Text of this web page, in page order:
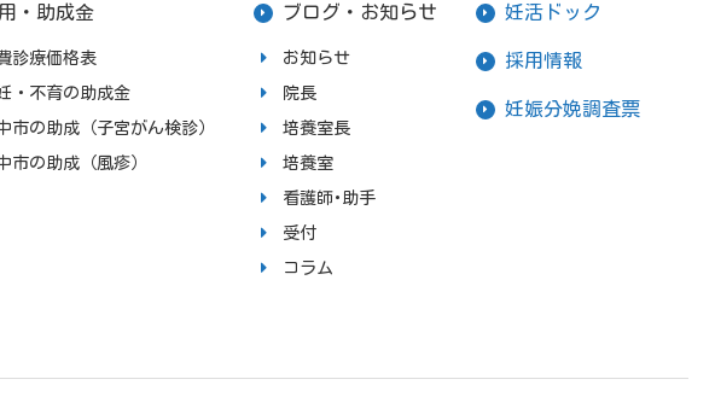
・助成金
診療価格表
・不育の助成金
市の助成（子宮がん検診）
市の助成（風疹）
ブログ・お知らせ
お知らせ
院長
培養室長
培養室
看護師･助手
受付
コラム
妊活ドック
採用情報
妊娠分娩調査票